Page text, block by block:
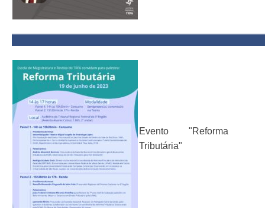
Evento "Reforma
Tributária"